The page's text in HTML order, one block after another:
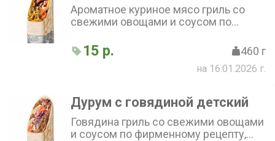
Ароматное куриное мясо гриль со
свежими овощами и соусом по
тонкий бездрожжевой лаваш
15 р. 460 г
на 16.01.2026 г.
Дурум с говядиной детский
Говядина гриль со свежими овощами
и соусом по фирменному рецепту,